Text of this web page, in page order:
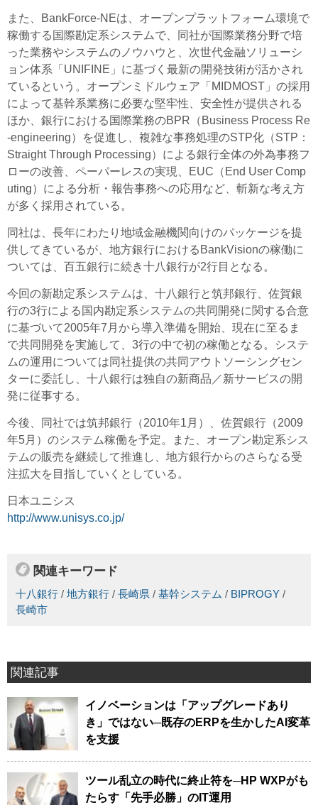
また、BankForce-NEは、オープンプラットフォーム環境で
稼働する国際勘定系システムで、同社が国際業務分野で培
った業務やシステムのノウハウと、次世代金融ソリューシ
ョン体系「UNIFINE」に基づく最新の開発技術が活かされ
ているという。オープンミドルウェア「MIDMOST」の採用
によって基幹系業務に必要な堅牢性、安全性が提供される
ほか、銀行における国際業務のBPR（Business Process Re
-engineering）を促進し、複雑な事務処理のSTP化（STP：
Straight Through Processing）による銀行全体の外為事務フ
ローの改善、ペーパーレスの実現、EUC（End User Comp
uting）による分析・報告事務への応用など、斬新な考え方
が多く採用されている。
同社は、長年にわたり地域金融機関向けのパッケージを提
供してきているが、地方銀行におけるBankVisionの稼働に
ついては、百五銀行に続き十八銀行が2行目となる。
今回の新勘定系システムは、十八銀行と筑邦銀行、佐賀銀
行の3行による国内勘定系システムの共同開発に関する合意
に基づいて2005年7月から導入準備を開始、現在に至るま
で共同開発を実施して、3行の中で初の稼働となる。システ
ムの運用については同社提供の共同アウトソーシングセン
ターに委託し、十八銀行は独自の新商品／新サービスの開
発に従事する。
今後、同社では筑邦銀行（2010年1月）、佐賀銀行（2009
年5月）のシステム稼働を予定。また、オープン勘定系シス
テムの販売を継続して推進し、地方銀行からのさらなる受
注拡大を目指していくとしている。
日本ユニシス
http://www.unisys.co.jp/
関連キーワード
十八銀行 / 地方銀行 / 長崎県 / 基幹システム / BIPROGY /
長崎市
関連記事
イノベーションは「アップグレードあり
き」ではない─既存のERPを生かしたAI変革
を支援
ツール乱立の時代に終止符を─HP WXPがも
たらす「先手必勝」のIT運用